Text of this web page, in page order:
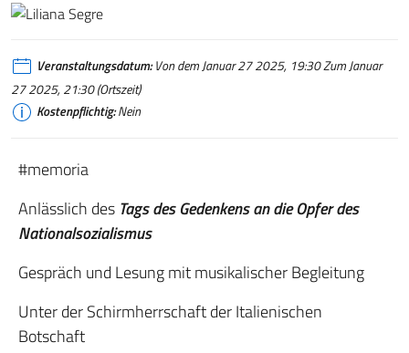
Veranstaltungsdatum:Von dem Januar 27 2025, 19:30 Zum Januar
27 2025, 21:30 (Ortszeit)
Kostenpflichtig:Nein
#memoria
Anlässlich des Tags des Gedenkens an die Opfer des
Nationalsozialismus
Gespräch und Lesung mit musikalischer Begleitung
Unter der Schirmherrschaft der Italienischen
Botschaft